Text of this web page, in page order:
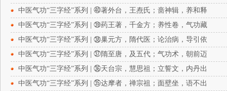
中医气功“三字经”系列 | ㊵著外台，王焘氏；啬神辑，养和释
中医气功“三字经”系列 | ㊴药王著，千金方；养性卷，气功藏
中医气功“三字经”系列 | ㊳巢元方，隋代医；论治病，导引依
中医气功“三字经”系列 | ㊲隋至唐，及五代；气功术，朝前迈
中医气功“三字经”系列 | ㊱天台宗，慧思祖；立誓文，内丹出
中医气功“三字经”系列 | ㉟达摩者，禅宗祖；面壁坐，语不出